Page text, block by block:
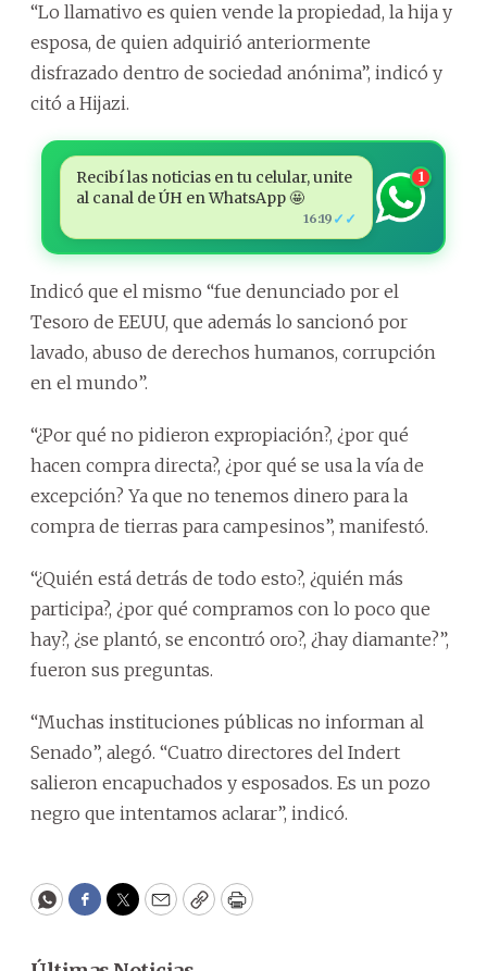
“Lo llamativo es quien vende la propiedad, la hija y
esposa, de quien adquirió anteriormente
disfrazado dentro de sociedad anónima”, indicó y
citó a Hijazi.
Recibí las noticias en tu celular, unite
al canal de ÚH en WhatsApp 🤩
16:19 ✓✓
1
Indicó que el mismo “fue denunciado por el
Tesoro de EEUU, que además lo sancionó por
lavado, abuso de derechos humanos, corrupción
en el mundo”.
“¿Por qué no pidieron expropiación?, ¿por qué
hacen compra directa?, ¿por qué se usa la vía de
excepción? Ya que no tenemos dinero para la
compra de tierras para campesinos”, manifestó.
“¿Quién está detrás de todo esto?, ¿quién más
participa?, ¿por qué compramos con lo poco que
hay?, ¿se plantó, se encontró oro?, ¿hay diamante?”,
fueron sus preguntas.
“Muchas instituciones públicas no informan al
Senado”, alegó. “Cuatro directores del Indert
salieron encapuchados y esposados. Es un pozo
negro que intentamos aclarar”, indicó.
WhatsApp
Facebook
Twitter
EmailCopyPrint